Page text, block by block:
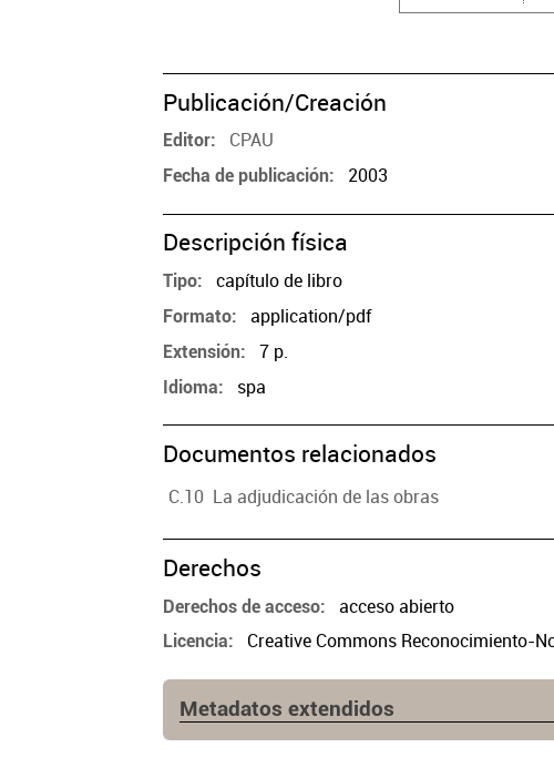
Publicación/Creación
Editor CPAU
Fecha de publicación 2003
Descripción física
Tipo capítulo de libro
Formato application/pdf
Extensión 7 p.
Idioma spa
Documentos relacionados
C.10 La adjudicación de las obras
Derechos
Derechos de acceso acceso abierto
Licencia Creative Commons Reconocimiento-
Metadatos extendidos